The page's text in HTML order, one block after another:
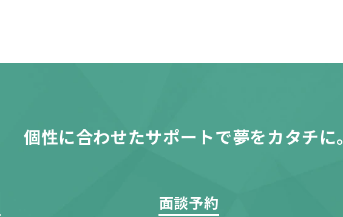
個性に合わせたサポートで夢をカタチに。
面談予約